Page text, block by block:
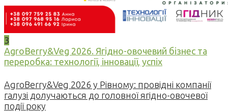
3
AgroBerry&Veg 2026. Ягідно-овочевий бізнес та
переробка: технології, інновації, успіх
AgroBerry&Veg 2026 у Рівному: провідні компанії
галузі долучаються до головної ягідно-овочевої
події року